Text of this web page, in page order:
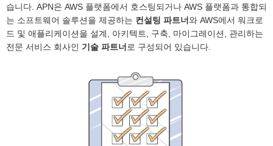
습니다. APN은 AWS 플랫폼에서 호스팅되거나 AWS 플랫폼과 통합되
는 소프트웨어 솔루션을 제공하는 컨설팅 파트너와 AWS에서 워크로
드 및 애플리케이션을 설계, 아키텍트, 구축, 마이그레이션, 관리하는
전문 서비스 회사인 기술 파트너 로 구성되어 있습니다.